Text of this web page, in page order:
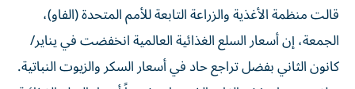
قالت منظمة الأغذية والزراعة التابعة للأمم المتحدة (الفاو)،
الجمعة، إن أسعار السلع الغذائية العالمية انخفضت في يناير/
كانون الثاني بفضل تراجع حاد في أسعار السكر والزيوت النباتية.